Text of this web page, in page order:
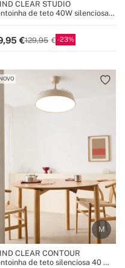
CLEAR STUDIO
de teto 40W silenciosa
129,95 23
NOVO
CLEAR CONTOUR
de teto silenciosa 40 W